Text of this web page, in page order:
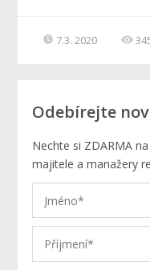
7.3. 2020
Odebírejte
Nechte si ZDARMA
majitele a manažery